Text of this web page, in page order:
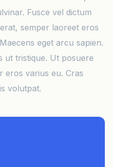
Fusce vel dictum
semper laoreet eros
eget arcu sapien.
ut tristique. Ut posuere
eros varius eu. Cras
volutpat.